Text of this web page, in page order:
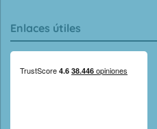
Enlaces útiles